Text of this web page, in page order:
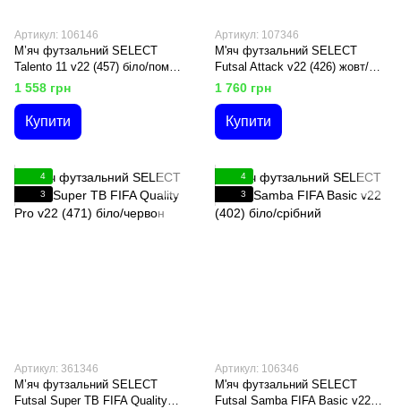
Артикул: 106146
М’яч футзальний SELECT
Talento 11 v22 (457) біло/помар,
52,5-54,5
1 558 грн
Купити
Артикул: 107346
М'яч футзальний SELECT
Futsal Attack v22 (426) жовт/
рожев
1 760 грн
Купити
4
3
Артикул: 361346
М’яч футзальний SELECT
Futsal Super TB FIFA Quality
4
3
Артикул: 106346
М'яч футзальний SELECT
Futsal Samba FIFA Basic v22